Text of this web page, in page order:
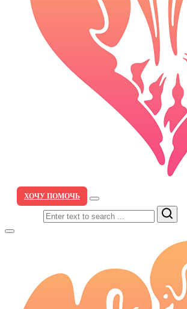
ХОЧУ ПОМОЧЬ
Search